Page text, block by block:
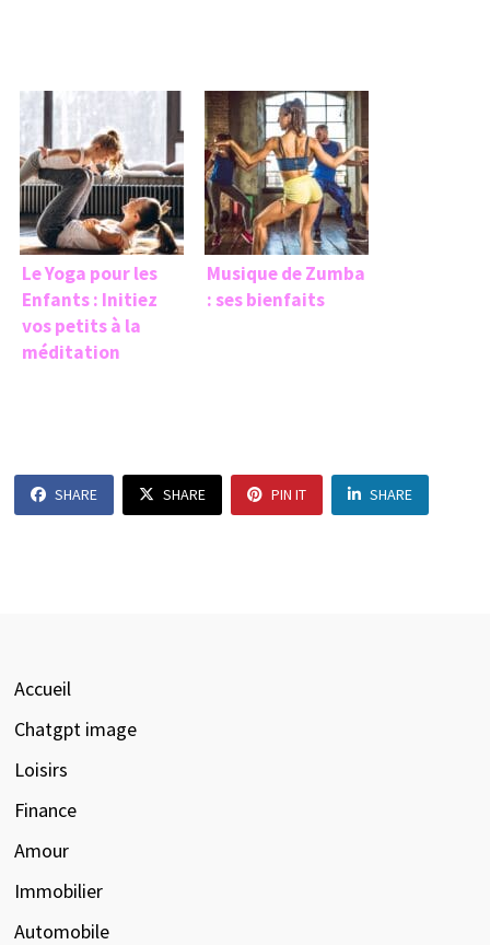
Le Yoga pour les
Enfants : Initiez
vos petits à la
méditation
Musique de Zumba
: ses bienfaits
SHARE SHARE PIN IT SHARE
Accueil
Chatgpt image
Loisirs
Finance
Amour
Immobilier
Automobile